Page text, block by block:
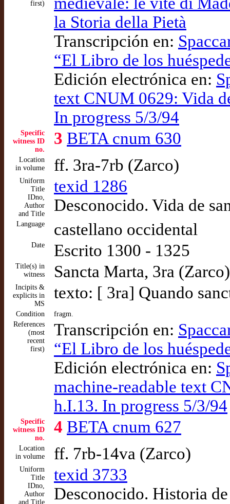
first)
la Storia della Pietà
Transcripción en:
“El Libro de los
Edición electrónica en:
text CNUM 0629: Vida
In progress 5/3/94
Specific
witness ID
no.
3 BETA cnum 630
Location
in volume
ff. 3ra-7rb (Zarco)
Uniform
Title
IDno,
Author
and Title
texid 1286
Desconocido. Vida de
Language castellano occidental
Date Escrito 1300 - 1325
Title(s) in
witness
Sancta Marta, 3ra (Zarco)
Incipits &
explicits in
MS
texto: [ 3ra] Quando
Condition
fragm.
References
(most
recent
first)
Transcripción en:
“El Libro de los
Edición electrónica en:
machine-readable text
h.I.13. In progress 5/3/94
Specific
witness ID
no.
4 BETA cnum 627
Location
in volume
ff. 7rb-14va (Zarco)
Uniform
Title
IDno,
Author
and Title
texid 3733
Desconocido. Historia